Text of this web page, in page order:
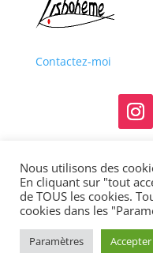
Contactez-moi
Mentions légales
Politique de
Copyright © 2013-
réservés
Nous utilisons des
En cliquant sur "tout
de TOUS les cookies.
cookies dans les
Paramètres